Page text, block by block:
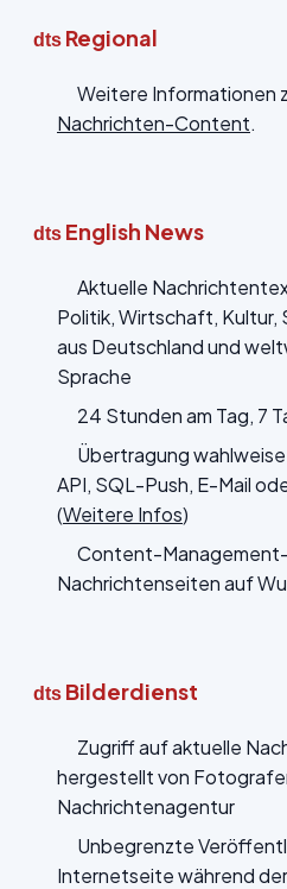
dts Regional
Weitere Informationen
Nachrichten-Content.
dts English News
Aktuelle
Politik, Wirtschaft, Kultur,
aus Deutschland und
Sprache
24 Stunden am Tag, 7
Übertragung
API, SQL-Push, E-Mail
(Weitere Infos)
Content-
Nachrichtenseiten auf
dts Bilderdienst
Zugriff auf aktuelle
hergestellt von
Nachrichtenagentur
Unbegrenzte
Internetseite während